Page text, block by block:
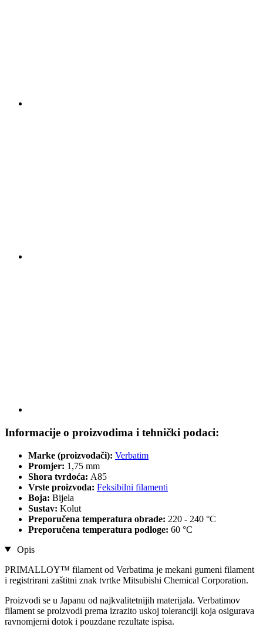
Informacije o proizvodima i tehnički podaci:
Marke (proizvođači): Verbatim
Promjer: 1,75 mm
Shora tvrdoća: A85
Vrste proizvoda: Feksibilni filamenti
Boja: Bijela
Sustav: Kolut
Preporučena temperatura obrade: 220 - 240 °C
Preporučena temperatura podloge: 60 °C
Opis
PRIMALLOY™ filament od Verbatima je mekani gumeni filament
i registrirani zaštitni znak tvrtke Mitsubishi Chemical Corporation.
Proizvodi se u Japanu od najkvalitetnijih materijala. Verbatimov
filament se proizvodi prema izrazito uskoj toleranciji koja osigurava
ravnomjerni dotok i pouzdane rezultate ispisa.